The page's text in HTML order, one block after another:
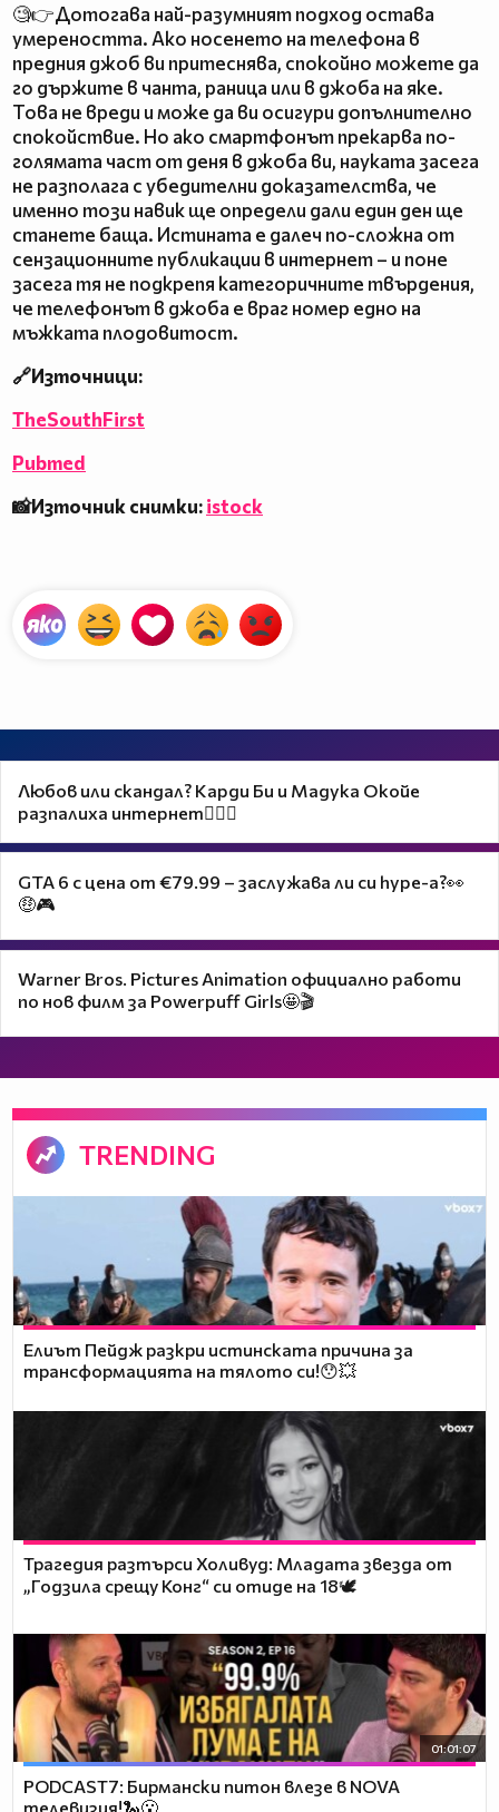
🧐👉Дотогава най-разумният подход остава
умереността. Ако носенето на телефона в
предния джоб ви притеснява, спокойно можете да
го държите в чанта, раница или в джоба на яке.
Това не вреди и може да ви осигури допълнително
спокойствие. Но ако смартфонът прекарва по-
голямата част от деня в джоба ви, науката засега
не разполага с убедителни доказателства, че
именно този навик ще определи дали един ден ще
станете баща. Истината е далеч по-сложна от
сензационните публикации в интернет – и поне
засега тя не подкрепя категоричните твърдения,
че телефонът в джоба е враг номер едно на
мъжката плодовитост.
🔗Източници:
TheSouthFirst
Pubmed
📸Източник снимки:istock
Любов или скандал? Карди Би и Мадука Окойе
разпалиха интернет❤️‍🔥🔥
GTA 6 с цена от €79.99 – заслужава ли си hype-а?👀
🤑🎮
Warner Bros. Pictures Animation официално работи
по нов филм за Powerpuff Girls🤩🎬
TRENDING
Елиът Пейдж разкри истинската причина за
трансформацията на тялото си!😯💥
Трагедия разтърси Холивуд: Младата звезда от
„Годзила срещу Конг“ си отиде на 18🕊️
01:01:07
PODCAST7: Бирмански питон влезе в NOVA
телевизия!🐍😮